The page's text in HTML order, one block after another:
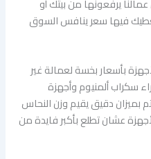
يرفعونها من بيتك أو
فيها سعر ينافس السوق
بأسعار بخسة لعمالة غير
سكراب ألمنيوم وأجهزة
بميزان دقيق يقيم وزن النحاس
عشان تطلع بأكبر فايدة من